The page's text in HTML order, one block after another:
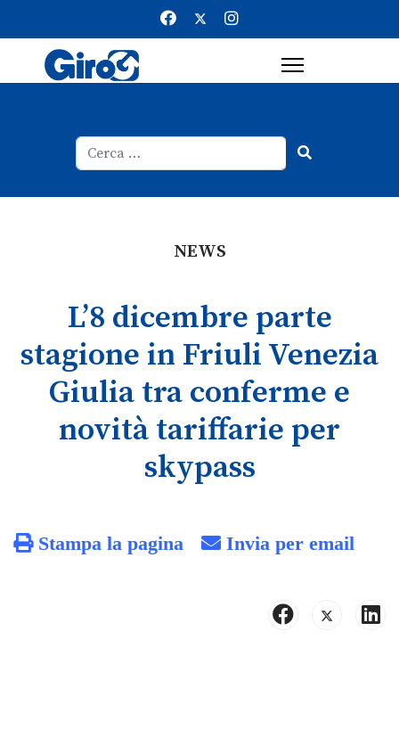
NEWS
L’8 dicembre parte
stagione in Friuli Venezia
Giulia tra conferme e
novità tariffarie per
skypass
Stampa la pagina Invia per email